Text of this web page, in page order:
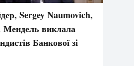
Sergey Naumovich,
виклала
Банкової зі